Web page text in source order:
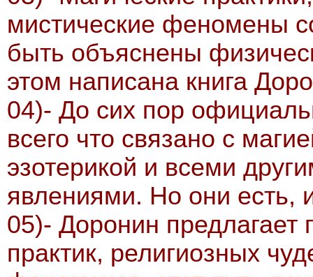
мистические феномены
быть объяснены
этом написана книга
04)- До сих пор
всего что связано с
эзотерикой и всеми
явлениями. Но они есть,
05)- Доронин предлагает
практик, религиозных